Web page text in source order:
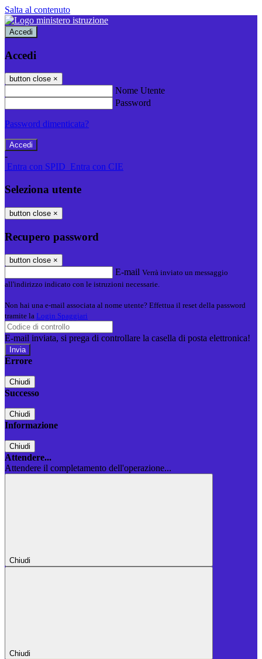
Salta al contenuto
Accedi
Accedi
button close ×
Nome Utente
Password
Password dimenticata?
-
Entra con SPID Entra con CIE
Seleziona utente
button close ×
Recupero password
button close ×
E-mail Verrà inviato un messaggio
all'indirizzo indicato con le istruzioni necessarie.
Non hai una e-mail associata al nome utente? Effettua il reset della password
tramite la Login Spaggiari
E-mail inviata, si prega di controllare la casella di posta elettronica!
Errore
Chiudi
Successo
Chiudi
Informazione
Chiudi
Attendere...
Attendere il completamento dell'operazione...
Chiudi
Chiudi